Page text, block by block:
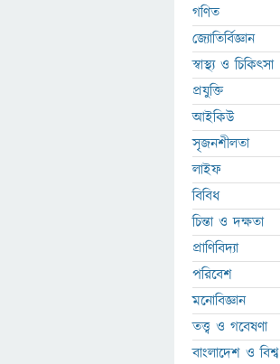
গণিত
জ্যোতির্বিজ্ঞান
স্বাস্থ্য ও চিকিৎসা
প্রযুক্তি
আইকিউ
সৃজনশীলতা
লাইফ
বিবিধ
চিন্তা ও দক্ষতা
প্রাণিবিদ্যা
পরিবেশ
মনোবিজ্ঞান
তত্ত্ব ও গবেষণা
বাংলাদেশ ও বিশ্ব